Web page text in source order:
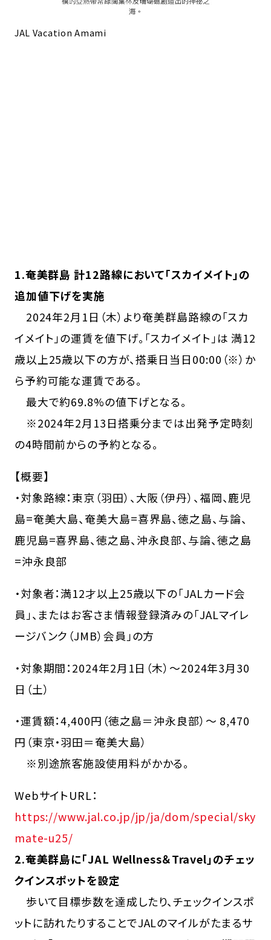
JAL Vacation Amami
1.奄美群島 計12路線において「スカイメイト」の
追加値下げを実施
2024年2月1日（木）より奄美群島路線の「スカ
イメイト」の運賃を値下げ。「スカイメイト」は 満12
歳以上25歳以下の方が、搭乗日当日00:00（※）か
ら予約可能な運賃である。
最大で約69.8%の値下げとなる。
※2024年2月13日搭乗分までは出発予定時刻
の4時間前からの予約となる。
【概要】
・対象路線：東京（羽田）、大阪（伊丹）、福岡、鹿児
島=奄美大島、奄美大島=喜界島、徳之島、与論、
鹿児島=喜界島、徳之島、沖永良部、与論、徳之島
=沖永良部
・対象者：満12才以上25歳以下の「JALカード会
員」、またはお客さま情報登録済みの「JALマイレ
ージバンク（JMB）会員」の方
・対象期間：2024年2月1日（木）～2024年3月30
日（土）
・運賃額：4,400円（徳之島＝沖永良部）～ 8,470
円（東京・羽田＝奄美大島）
※別途旅客施設使用料がかかる。
WebサイトURL：
https://www.jal.co.jp/jp/ja/dom/special/sky
mate-u25/
2.奄美群島に「JAL Wellness＆Travel」のチェッ
クインスポットを設定
歩いて目標歩数を達成したり、チェックインスポ
ットに訪れたりすることでJALのマイルがたまるサ